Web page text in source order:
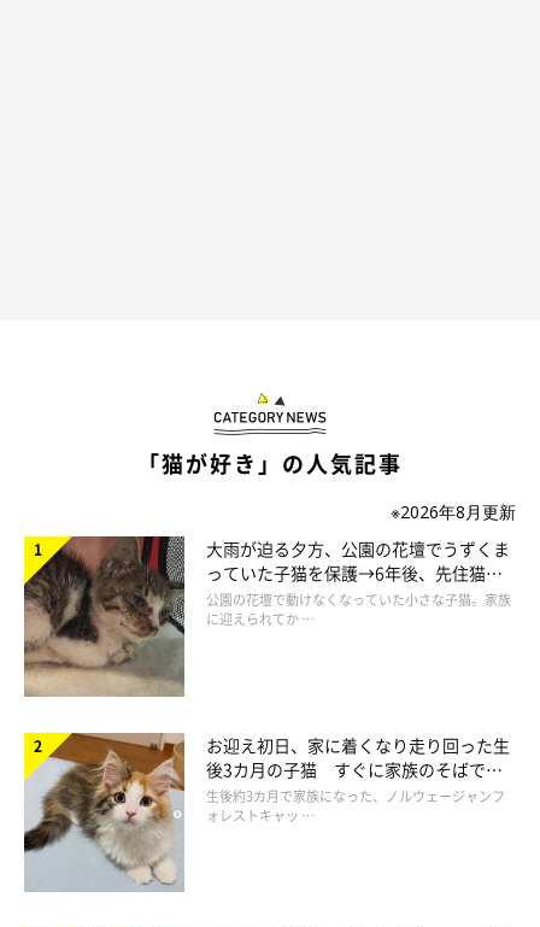
作者プロフィール
仁子(じんこ)
福井県出身のイラストレーター。
色彩、表情にこだわった物語性のあるイラストを得意とし
雑誌、書籍、雑貨等幅広いジャンルで活動中。
・ Chromaket（くろまけっと） ：
「猫が好き」の人気記事
※2026年8月更新
大雨が迫る夕方、公園の花壇でうずくま
っていた子猫を保護→6年後、先住猫
と“姉妹”のような関係に
公園の花壇で動けなくなっていた小さな子猫。家族
に迎えられてか …
お迎え初日、家に着くなり走り回った生
後3カ月の子猫 すぐに家族のそばで落
ち着く姿に「迎えてよかった」
生後約3カ月で家族になった、ノルウェージャンフ
ォレストキャッ …